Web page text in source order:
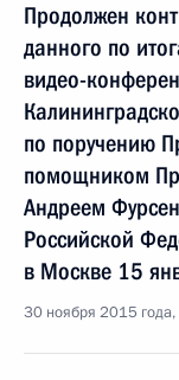
Продолжен
данного по
видео-
по поручению
помощником
Андреем
Российской
в Москве 15
30 ноября 2015